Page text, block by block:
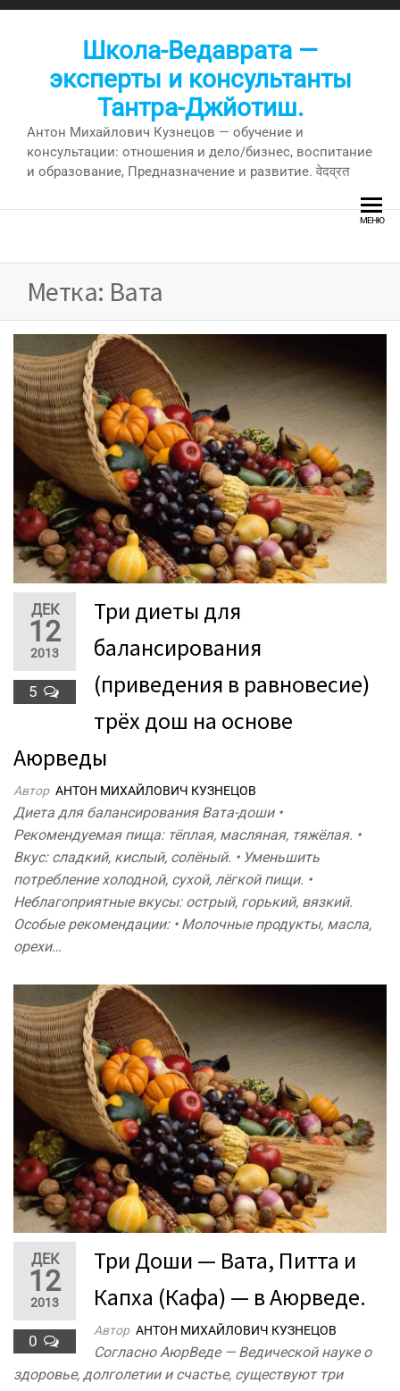
Перейти
Школа-Ведаврата —
эксперты и консультанты
Тантра-Джйотиш.
Антон Михайлович Кузнецов — обучение и
консультации: отношения и дело/бизнес, воспитание
и образование, Предназначение и развитие. वेदव्रत
МЕНЮ
Метка: Вата
ДЕК
12
2013
5
Три диеты для
балансирования
(приведения в равновесие)
трёх дош на основе
Аюрведы
Автор АНТОН МИХАЙЛОВИЧ КУЗНЕЦОВ
Диета для балансирования Вата-доши •
Рекомендуемая пища: тёплая, масляная, тяжёлая. •
Вкус: сладкий, кислый, солёный. • Уменьшить
потребление холодной, сухой, лёгкой пищи. •
Неблагоприятные вкусы: острый, горький, вязкий.
Особые рекомендации: • Молочные продукты, масла,
орехи…
ДЕК
12
2013
0
Три Доши — Вата, Питта и
Капха (Кафа) — в Аюрведе.
Автор АНТОН МИХАЙЛОВИЧ КУЗНЕЦОВ
Согласно АюрВеде — Ведической науке о
здоровье, долголетии и счастье, существуют три